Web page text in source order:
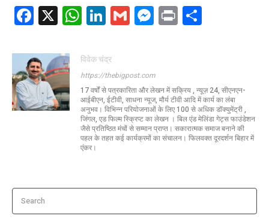
F
a
ce
b
o
o
X W
h
at
s
A
p
p
Li
n
ke
dI
n
G
m
M
es
n
g
er
Pr
in
विवेक चंद्र
https://thebigpost.com
17 वर्षों से पत्रकारिता और लेखन में सक्रिय , न्यूज़ 24, सीएनएन-
आईबीएन, ईटीवी, साधना न्यूज, मौर्य टीवी आदि में कार्य का लंबा
अनुभव। विभिन्न परियोजनाओं के लिए 100 से अधिक डॉक्युमेंट्री ,
जिंगल, एड फिल्म स्क्रिप्ट का लेखन । बिल एंड मेलिंडा गेट्स फाउंडेशन
जैसे प्रतिष्ठित मंचों से सम्मान प्राप्त। सकारात्मक समाज बनाने की
पहल के तहत कई कार्यक्रमों का संचालन। फिलवक्त दूरदर्शन बिहार में
एंकर।
Search